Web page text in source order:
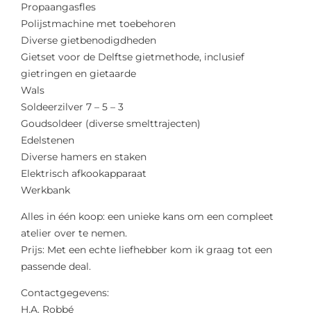
Propaangasfles
Polijstmachine met toebehoren
Diverse gietbenodigdheden
Gietset voor de Delftse gietmethode, inclusief
gietringen en gietaarde
Wals
Soldeerzilver 7 – 5 – 3
Goudsoldeer (diverse smelttrajecten)
Edelstenen
Diverse hamers en staken
Elektrisch afkookapparaat
Werkbank
Alles in één koop: een unieke kans om een compleet
atelier over te nemen.
Prijs: Met een echte liefhebber kom ik graag tot een
passende deal.
Contactgegevens:
H.A. Robbé